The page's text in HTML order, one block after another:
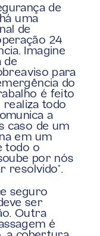
de
uma
de
24
Imagine
de
para
do
é feito
realiza todo
a
caso de um
em um
todo o
por nós
resolvido”.
seguro
ser
Outra
é